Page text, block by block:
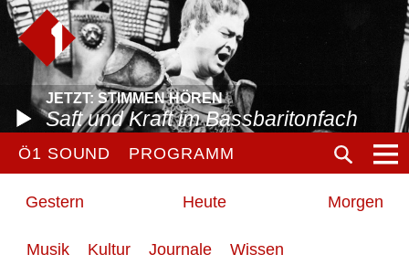
JETZT: STIMMEN HÖREN
Saft und Kraft im Bassbaritonfach
Ö1 SOUND PROGRAMM
Gestern Heute Morgen
Musik Kultur Journale
Wissen